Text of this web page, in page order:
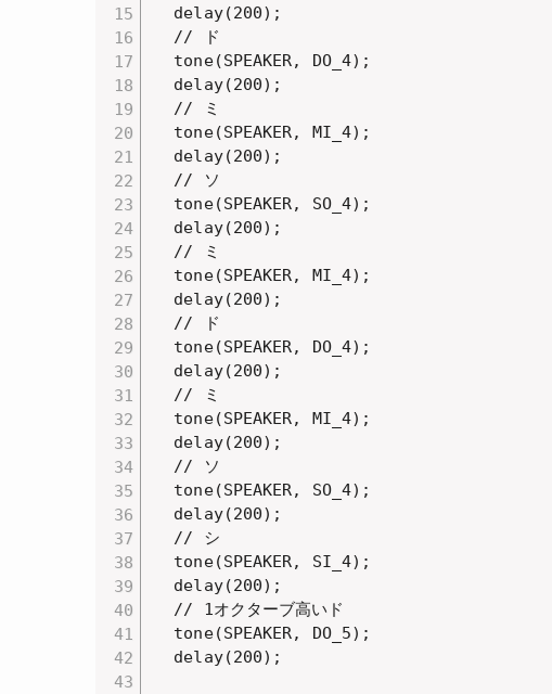
  delay(200);
  // ド
  tone(SPEAKER, DO_4);
  delay(200);
  // ミ
  tone(SPEAKER, MI_4);
  delay(200);
  // ソ
  tone(SPEAKER, SO_4);
  delay(200);
  // ミ
  tone(SPEAKER, MI_4);
  delay(200);
  // ド
  tone(SPEAKER, DO_4);
  delay(200);
  // ミ
  tone(SPEAKER, MI_4);
  delay(200);
  // ソ
  tone(SPEAKER, SO_4);
  delay(200);
  // シ
  tone(SPEAKER, SI_4);
  delay(200);
  // 1オクターブ高いド
  tone(SPEAKER, DO_5);
  delay(200);